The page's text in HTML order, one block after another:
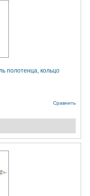
полотенца, кольцо
Сравнить